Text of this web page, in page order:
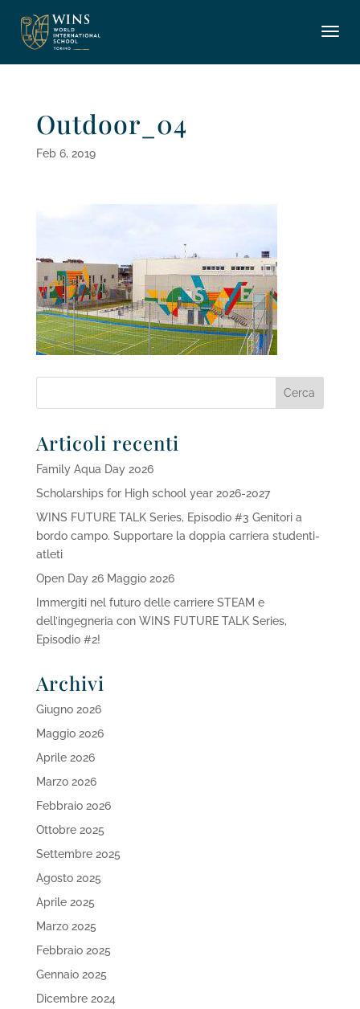
Outdoor_04
Feb 6, 2019
Articoli recenti
Family Aqua Day 2026
Scholarships for High school year 2026-2027
WINS FUTURE TALK Series, Episodio #3 Genitori a
bordo campo. Supportare la doppia carriera studenti-
atleti
Open Day 26 Maggio 2026
Immergiti nel futuro delle carriere STEAM e
dell’ingegneria con WINS FUTURE TALK Series,
Episodio #2!
Archivi
Giugno 2026
Maggio 2026
Aprile 2026
Marzo 2026
Febbraio 2026
Ottobre 2025
Settembre 2025
Agosto 2025
Aprile 2025
Marzo 2025
Febbraio 2025
Gennaio 2025
Dicembre 2024